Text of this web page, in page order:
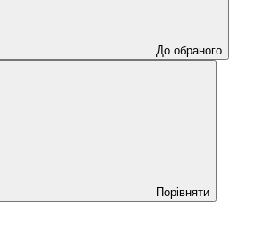
До обраного
Порівняти